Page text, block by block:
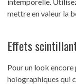
mettre en valeur la
Effets
Pour un look encore
holographiques qui